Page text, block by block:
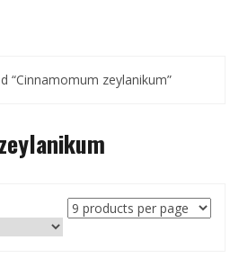
“Cinnamomum zeylanikum”